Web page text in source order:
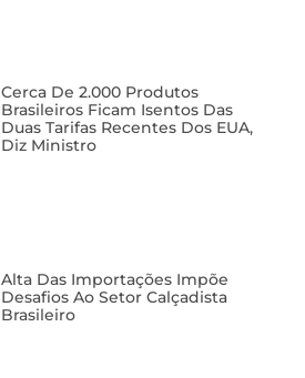
Cerca De 2.000 Produtos
Brasileiros Ficam Isentos Das
Duas Tarifas Recentes Dos EUA,
Diz Ministro
Alta Das Importações Impõe
Desafios Ao Setor Calçadista
Brasileiro